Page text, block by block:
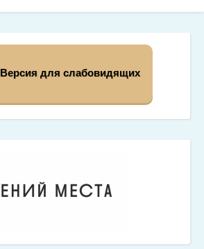
Версия для слабовидящих